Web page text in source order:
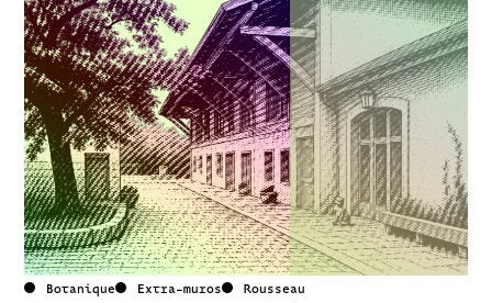
Botanique Extra-muros Rousseau